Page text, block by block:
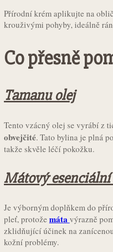
Přírodní krém aplikujte na
krouživými pohyby, ideálně
Co přesně
Tamanu olej
Tento vzácný olej se vyrábí z
obvejčité. Tato bylina je plná
takže skvěle léčí pokožku.
Mátový esenciální
Je výborným doplňkem do
pleť, protože máta výrazně
zklidňující účinek na
kožní problémy.